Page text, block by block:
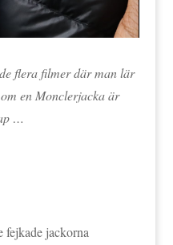
flera filmer där man lär
en Monclerjacka är
…
fejkade jackorna